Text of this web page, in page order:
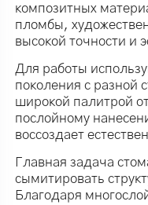
композитных
пломбы,
высокой точности и
Для работы
поколения с разной
широкой палитрой
послойному
воссоздает
Главная задача
сымитировать
Благодаря